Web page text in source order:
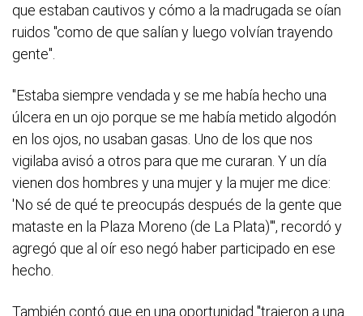
que estaban cautivos y cómo a la madrugada se oían
ruidos "como de que salían y luego volvían trayendo
gente".
"Estaba siempre vendada y se me había hecho una
úlcera en un ojo porque se me había metido algodón
en los ojos, no usaban gasas. Uno de los que nos
vigilaba avisó a otros para que me curaran. Y un día
vienen dos hombres y una mujer y la mujer me dice:
'No sé de qué te preocupás después de la gente que
mataste en la Plaza Moreno (de La Plata)'", recordó y
agregó que al oír eso negó haber participado en ese
hecho.
También contó que en una oportunidad "trajeron a una